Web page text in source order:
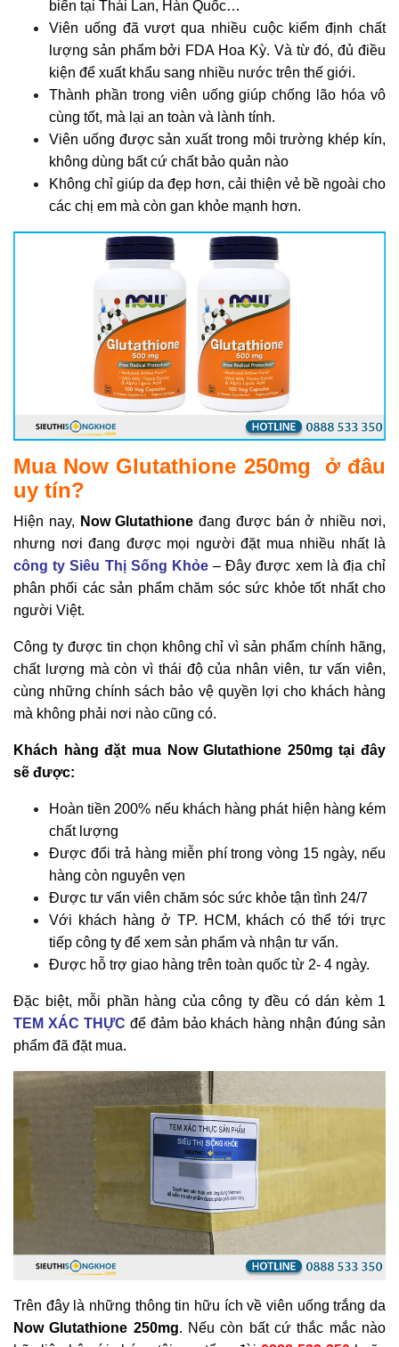
biến tại Thái Lan, Hàn Quốc…
Viên uống đã vượt qua nhiều cuộc kiểm định chất
lượng sản phẩm bởi FDA Hoa Kỳ. Và từ đó, đủ điều
kiện để xuất khẩu sang nhiều nước trên thế giới.
Thành phần trong viên uống giúp chống lão hóa vô
cùng tốt, mà lại an toàn và lành tính.
Viên uống được sản xuất trong môi trường khép kín,
không dùng bất cứ chất bảo quản nào
Không chỉ giúp da đẹp hơn, cải thiện vẻ bề ngoài cho
các chị em mà còn gan khỏe mạnh hơn.
Mua Now Glutathione 250mg ở đâu
uy tín?
Hiện nay, Now Glutathione đang được bán ở nhiều nơi,
nhưng nơi đang được mọi người đặt mua nhiều nhất là
công ty Siêu Thị Sống Khỏe– Đây được xem là địa chỉ
phân phối các sản phẩm chăm sóc sức khỏe tốt nhất cho
người Việt.
Công ty được tin chọn không chỉ vì sản phẩm chính hãng,
chất lượng mà còn vì thái độ của nhân viên, tư vấn viên,
cùng những chính sách bảo vệ quyền lợi cho khách hàng
mà không phải nơi nào cũng có.
Khách hàng đặt mua Now Glutathione 250mg tại đây
sẽ được:
Hoàn tiền 200% nếu khách hàng phát hiện hàng kém
chất lượng
Được đổi trả hàng miễn phí trong vòng 15 ngày, nếu
hàng còn nguyên vẹn
Được tư vấn viên chăm sóc sức khỏe tận tình 24/7
Với khách hàng ở TP. HCM, khách có thể tới trực
tiếp công ty để xem sản phẩm và nhận tư vấn.
Được hỗ trợ giao hàng trên toàn quốc từ 2- 4 ngày.
Đặc biệt, mỗi phần hàng của công ty đều có dán kèm 1
TEM XÁC THỰC để đảm bảo khách hàng nhận đúng sản
phẩm đã đặt mua.
Trên đây là những thông tin hữu ích về viên uống trắng da
Now Glutathione 250mg. Nếu còn bất cứ thắc mắc nào